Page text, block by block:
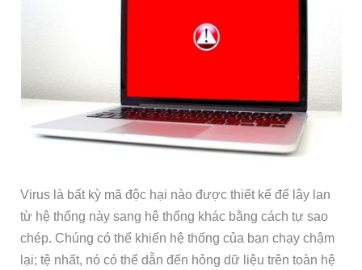
Virus là bất kỳ mã độc hại nào được thiết kế để lây lan
từ hệ thống này sang hệ thống khác bằng cách tự sao
chép. Chúng có thể khiến hệ thống của bạn chạy chậm
lại; tệ nhất, nó có thể dẫn đến hỏng dữ liệu trên toàn hệ